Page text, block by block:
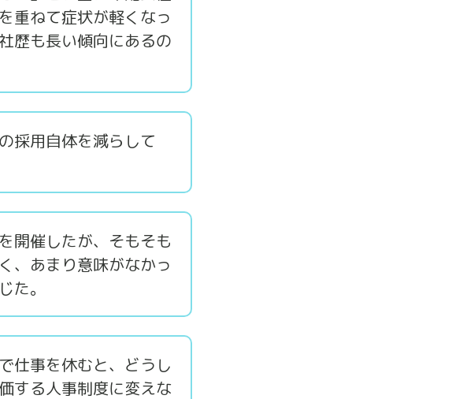
重ねて症状が軽くなっ
歴も長い傾向にあるの
採用自体を減らして
開催したが、そもそも
、あまり意味がなかっ
た。
仕事を休むと、どうし
する人事制度に変えな